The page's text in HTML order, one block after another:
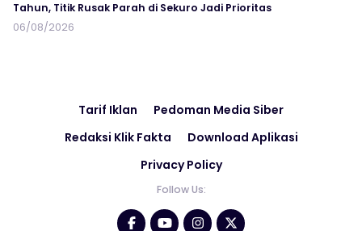
Tahun, Titik Rusak Parah di Sekuro Jadi Prioritas
06/08/2026
Tarif Iklan
Pedoman Media Siber
Redaksi Klik Fakta
Download Aplikasi
Privacy Policy
Follow Us: